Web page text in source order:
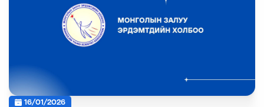
16/01/2026